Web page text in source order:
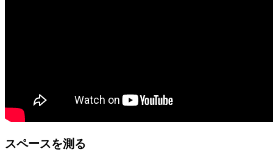
スペースを測る